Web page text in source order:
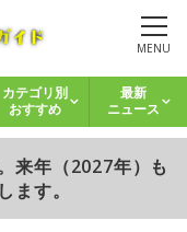
MENU
カテゴリ別
おすすめ
最新
ニュース
来年（2027年）も
ます。